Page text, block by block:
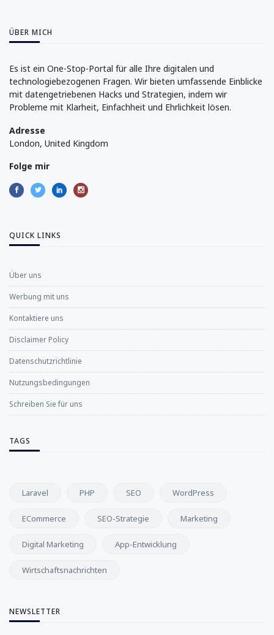
ÜBER MICH
Es ist ein One-Stop-Portal für alle Ihre digitalen und
technologiebezogenen Fragen. Wir bieten umfassende Einblicke
mit datengetriebenen Hacks und Strategien, indem wir
Probleme mit Klarheit, Einfachheit und Ehrlichkeit lösen.
Adresse
London, United Kingdom
Folge mir
QUICK LINKS
Über uns
Werbung mit uns
Kontaktiere uns
Disclaimer Policy
Datenschutzrichtlinie
Nutzungsbedingungen
Schreiben Sie für uns
TAGS
Laravel PHP SEO WordPress
ECommerce SEO-Strategie Marketing
Digital Marketing App-Entwicklung
Wirtschaftsnachrichten
NEWSLETTER